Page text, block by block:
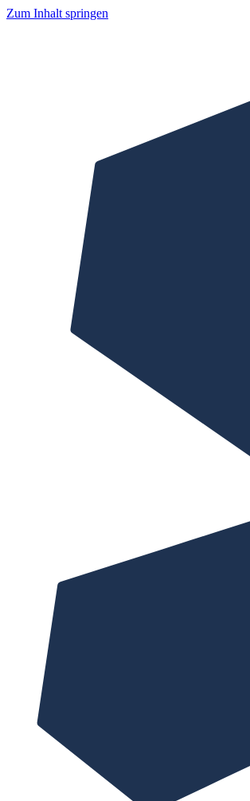
Zum Inhalt springen